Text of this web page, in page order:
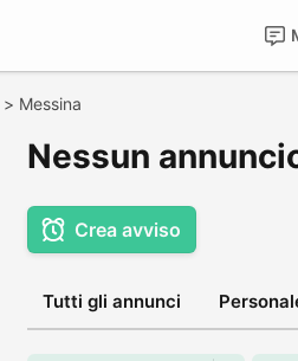
> Messina
Nessun
Crea avviso
Tutti gli annunci